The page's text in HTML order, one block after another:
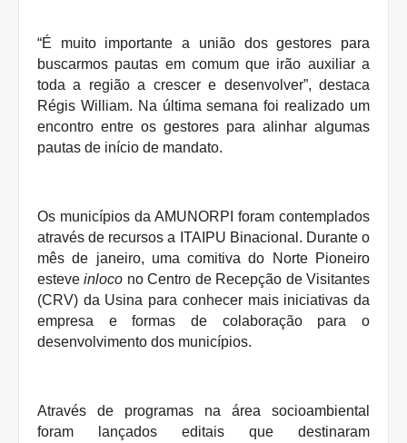
“É muito importante a união dos gestores para
buscarmos pautas em comum que irão auxiliar a
toda a região a crescer e desenvolver”, destaca
Régis William. Na última semana foi realizado um
encontro entre os gestores para alinhar algumas
pautas de início de mandato.
Os municípios da AMUNORPI foram contemplados
através de recursos a ITAIPU Binacional. Durante o
mês de janeiro, uma comitiva do Norte Pioneiro
esteveinloco no Centro de Recepção de Visitantes
(CRV) da Usina para conhecer mais iniciativas da
empresa e formas de colaboração para o
desenvolvimento dos municípios.
Através de programas na área socioambiental
foram lançados editais que destinaram